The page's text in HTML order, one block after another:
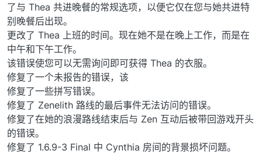
了与 Thea 共进晚餐的常规选项，以便它仅在您与她共进特
别晚餐后出现。
更改了 Thea 上班的时间。现在她不是在晚上工作，而是在
中午和下午工作。
该错误使您可以无需询问即可获得 Thea 的衣服。
修复了一个未报告的错误，该
修复了一些拼写错误。
修复了 Zenelith 路线的最后事件无法访问的错误。
修复了在她的浪漫路线结束后与 Zen 互动后被带回游戏开头
的错误。
修复了 1.6.9-3 Final 中 Cynthia 房间的背景损坏问题。